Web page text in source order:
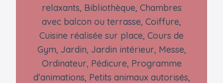
relaxants, Bibliothèque, Chambres
avec balcon ou terrasse, Coiffure,
Cuisine réalisée sur place, Cours de
Gym, Jardin, Jardin intérieur, Messe,
Ordinateur, Pédicure, Programme
d’animations, Petits animaux autorisés,